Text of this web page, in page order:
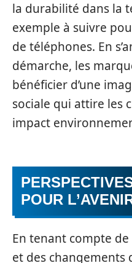
la durabilité dans la
exemple à suivre
de téléphones. En
démarche, les
bénéficier d’une
sociale qui attire les
impact
POUR
En tenant compte
et des changements